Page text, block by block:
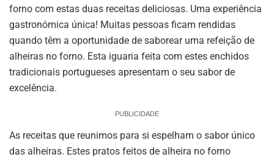
forno com estas duas receitas deliciosas. Uma experiência
gastronómica única! Muitas pessoas ficam rendidas
quando têm a oportunidade de saborear uma refeição de
alheiras no forno. Esta iguaria feita com estes enchidos
tradicionais portugueses apresentam o seu sabor de
excelência.
PUBLICIDADE
As receitas que reunimos para si espelham o sabor único
das alheiras. Estes pratos feitos de alheira no forno